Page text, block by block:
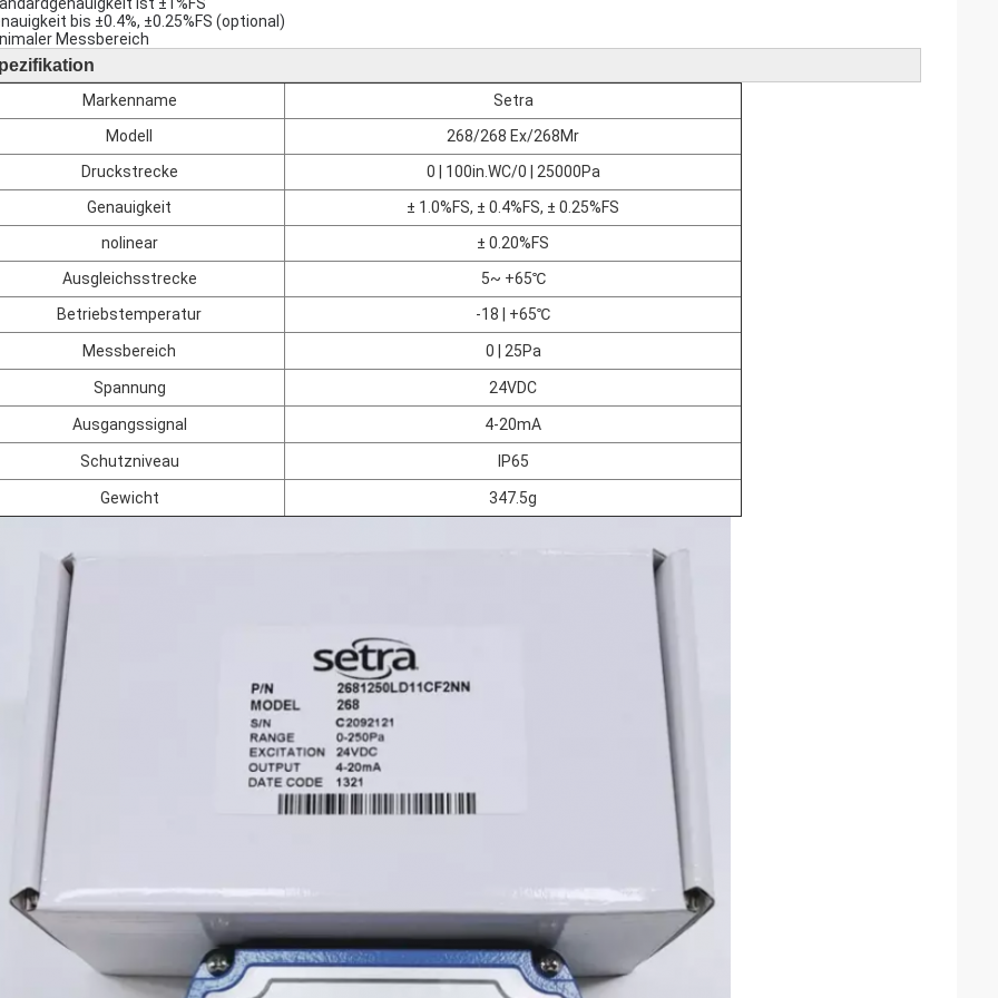
bis ±0.4%, ±0.25%FS (optional)
Messbereich
Markenname
Setra
Modell
268/268 Ex/268Mr
Druckstrecke
0 | 100in.WC/0 | 25000Pa
Genauigkeit
± 1.0%FS, ± 0.4%FS, ± 0.25%FS
nolinear
± 0.20%FS
Ausgleichsstrecke
5~ +65℃
Betriebstemperatur
-18 | +65℃
Messbereich 0 | 25Pa
Spannung 24VDC
Ausgangssignal 4-20mA
Schutzniveau IP65
Gewicht 347.5g